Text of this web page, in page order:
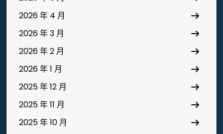
2026 年 4 月
2026 年 3 月
2026 年 2 月
2026 年 1 月
2025 年 12 月
2025 年 11 月
2025 年 10 月